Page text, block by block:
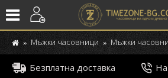
Мъжки часовници Мъжки
Безплатна доставка